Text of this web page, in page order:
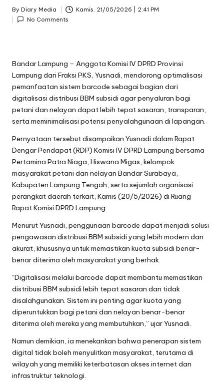
Posted
by
By Diary Media
Kamis. 21/05/2026 | 2:41 PM
No Comments
Bandar Lampung – Anggota Komisi IV DPRD Provinsi
Lampung dari Fraksi PKS, Yusnadi, mendorong optimalisasi
pemanfaatan sistem barcode sebagai bagian dari
digitalisasi distribusi BBM subsidi agar penyaluran bagi
petani dan nelayan dapat lebih tepat sasaran, transparan,
serta meminimalisasi potensi penyalahgunaan di lapangan.
Pernyataan tersebut disampaikan Yusnadi dalam Rapat
Dengar Pendapat (RDP) Komisi IV DPRD Lampung bersama
Pertamina Patra Niaga, Hiswana Migas, kelompok
masyarakat petani dan nelayan Bandar Surabaya,
Kabupaten Lampung Tengah, serta sejumlah organisasi
perangkat daerah terkait, Kamis (20/5/2026) di Ruang
Rapat Komisi DPRD Lampung.
Menurut Yusnadi, penggunaan barcode dapat menjadi solusi
pengawasan distribusi BBM subsidi yang lebih modern dan
akurat, khususnya untuk memastikan kuota subsidi benar-
benar diterima oleh masyarakat yang berhak.
“Digitalisasi melalui barcode dapat membantu memastikan
distribusi BBM subsidi lebih tepat sasaran dan tidak
disalahgunakan. Sistem ini penting agar kuota yang
diperuntukkan bagi petani dan nelayan benar-benar
diterima oleh mereka yang membutuhkan,” ujar Yusnadi.
Namun demikian, ia menekankan bahwa penerapan sistem
digital tidak boleh menyulitkan masyarakat, terutama di
wilayah yang memiliki keterbatasan akses internet dan
infrastruktur teknologi.